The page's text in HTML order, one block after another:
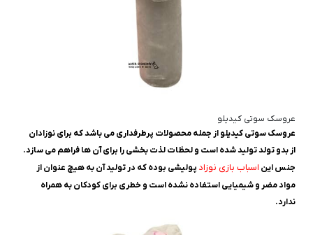
عروسک سوتی کیدیلو
عروسک سوتی کیدیلو از جمله محصولات پرطرفداری می باشد که برای نوزادان
از بدو تولد تولید شده است و لحظات لذت بخشی را برای آن ها فراهم می سازد.
جنس این اسباب بازی نوزاد پولیشی بوده که در تولید آن به هیچ عنوان از
مواد مضر و شیمیایی استفاده نشده است و خطری برای کودکان به همراه
ندارد.